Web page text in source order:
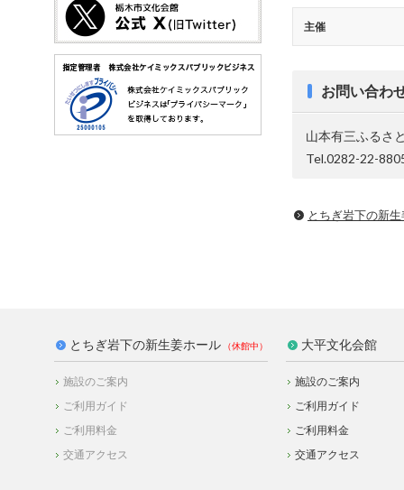
主催
お問い合わ
山本有三ふるさ
Tel.0282-22-
とちぎ岩下の新
とちぎ岩下の新生姜ホール
施設のご案内
ご利用ガイド
ご利用料金
交通アクセス
大平文化会館
施設のご案内
ご利用ガイド
ご利用料金
交通アクセス